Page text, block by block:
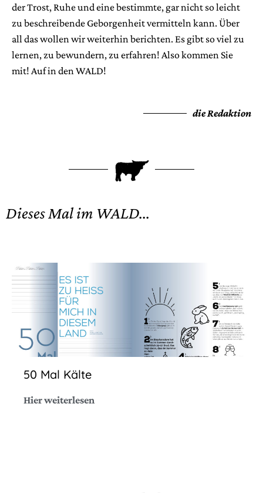
der Trost, Ruhe und eine bestimmte, gar nicht so leicht
zu beschreibende Geborgenheit vermitteln kann. Über
all das wollen wir weiterhin berichten. Es gibt so viel zu
lernen, zu bewundern, zu erfahren! Also kommen Sie
mit! Auf in den WALD!
die Redaktion
F
Dieses Mal im WALD...
50 Mal Kälte
Hier weiterlesen